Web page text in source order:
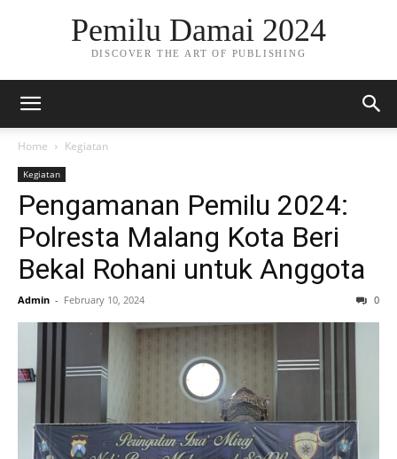
Pemilu Damai 2024
DISCOVER THE ART OF PUBLISHING
Home Kegiatan
Kegiatan
Pengamanan Pemilu 2024:
Polresta Malang Kota Beri
Bekal Rohani untuk Anggota
Admin - February 10, 2024 0